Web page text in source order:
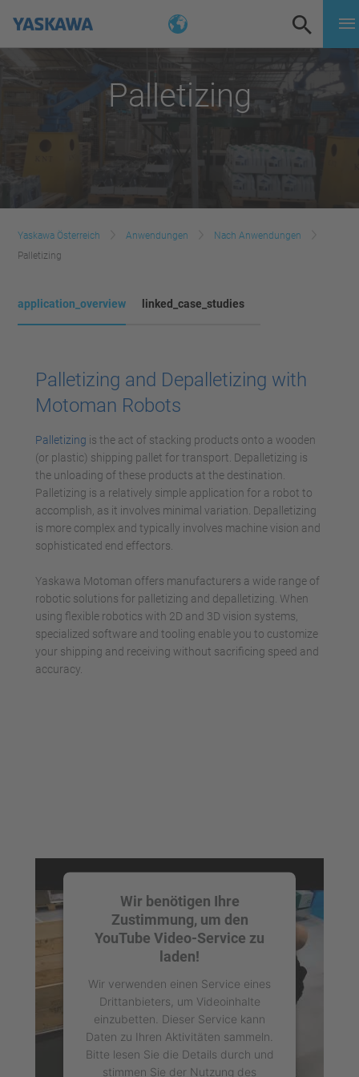
Palletizing
Yaskawa Österreich Anwendungen
Nach Anwendungen
Palletizing
application_overview linked_case_studies
Palletizing and Depalletizing with
Motoman Robots
Palletizing is the act of stacking products onto a wooden
(or plastic) shipping pallet for transport. Depalletizing is
the unloading of these products at the destination.
Palletizing is a relatively simple application for a robot to
accomplish, as it involves minimal variation. Depalletizing
is more complex and typically involves machine vision and
sophisticated end effectors.
Yaskawa Motoman offers manufacturers a wide range of
robotic solutions for palletizing and depalletizing. When
using flexible robotics with 2D and 3D vision systems,
specialized software and tooling enable you to customize
your shipping and receiving without sacrificing speed and
accuracy.
Wir benötigen Ihre
Zustimmung, um den
YouTube Video-Service zu
laden!
Wir verwenden einen Service eines
Drittanbieters, um Videoinhalte
einzubetten. Dieser Service kann
Daten zu Ihren Aktivitäten sammeln.
Bitte lesen Sie die Details durch und
stimmen Sie der Nutzung des